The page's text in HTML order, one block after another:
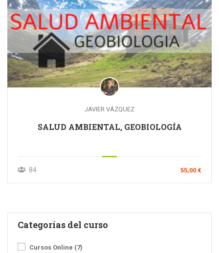
JAVIER VÁZQUEZ
SALUD AMBIENTAL, GEOBIOLOGÍA
84 55,00 €
Categorías del curso
Cursos Online (7)